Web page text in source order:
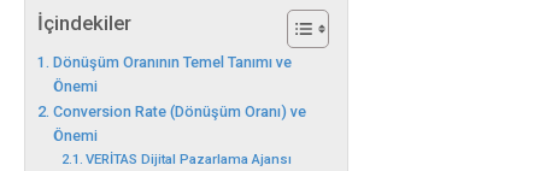
İçindekiler
Dönüşüm Oranının Temel Tanımı ve
Önemi
Conversion Rate (Dönüşüm Oranı) ve
Önemi
VERİTAS Dijital Pazarlama Ajansı